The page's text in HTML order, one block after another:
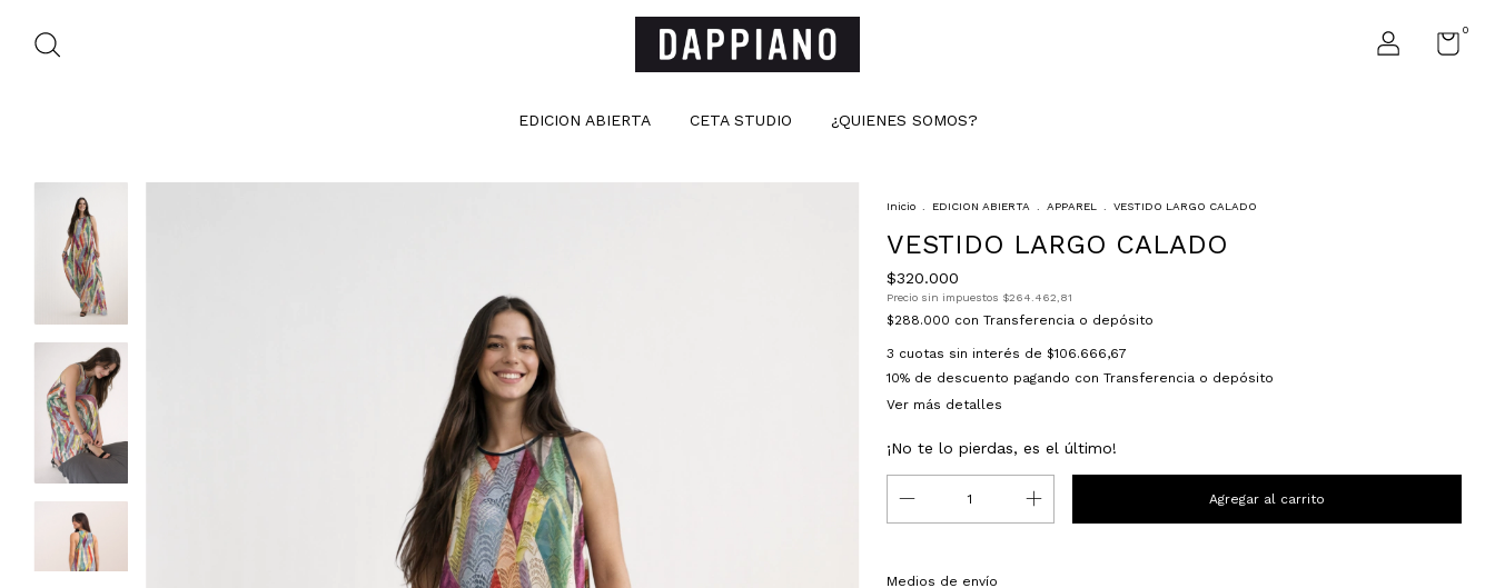
0
EDICION ABIERTA CETA STUDIO ¿QUIENES SOMOS?
Inicio EDICION ABIERTA APPAREL VESTIDO LARGO CALADO
VESTIDO LARGO CALADO
$320.000
Precio sin impuestos $264.462,81
$288.000 con Transferencia o depósito
3 cuotas sin interés de $106.666,67
10% de descuento pagando con Transferencia o depósito
Ver más detalles
¡No te lo pierdas, es el último!
Entregas para el CP:
Medios de envío